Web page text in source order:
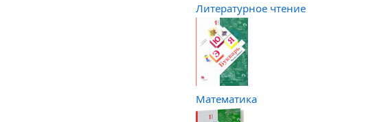
Литературное чтение
Математика